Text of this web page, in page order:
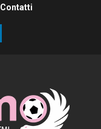
Contatti